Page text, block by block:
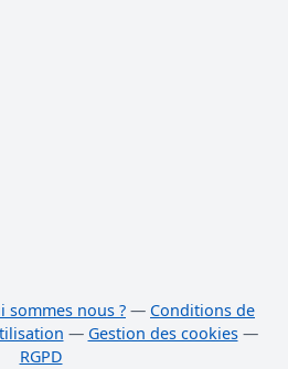
sommes nous ? — Conditions de
— Gestion des cookies—
RGPD